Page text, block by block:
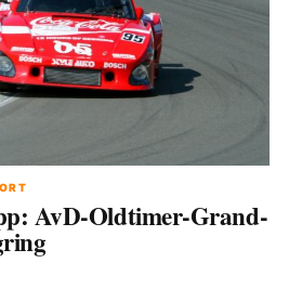
AvD-Oldtimer-Grand-